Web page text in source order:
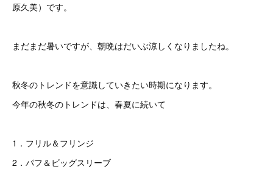
原久美）です。
まだまだ暑いですが、朝晩はだいぶ涼しくなりましたね。
秋冬のトレンドを意識していきたい時期になります。
今年の秋冬のトレンドは、春夏に続いて
1．フリル＆フリンジ
2．パフ＆ビッグスリーブ